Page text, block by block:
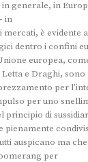
in generale, in
in
è
dentro i confini
europea,
e Draghi,
per
per uno
principio di
pienamente
auspicano ma
per